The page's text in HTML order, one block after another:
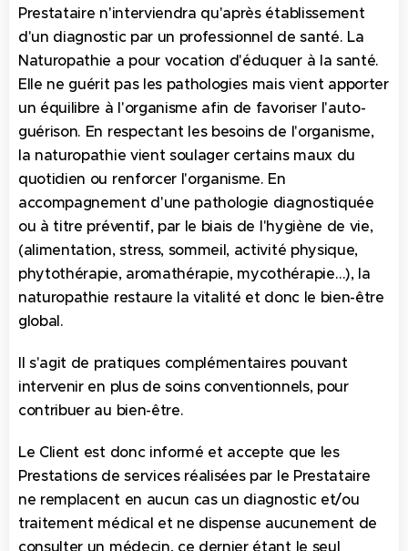
Prestataire n'interviendra qu'après établissement
d'un diagnostic par un professionnel de santé. La
Naturopathie a pour vocation d'éduquer à la santé.
Elle ne guérit pas les pathologies mais vient apporter
un équilibre à l'organisme afin de favoriser l'auto-
guérison. En respectant les besoins de l'organisme,
la naturopathie vient soulager certains maux du
quotidien ou renforcer l'organisme. En
accompagnement d'une pathologie diagnostiquée
ou à titre préventif, par le biais de l'hygiène de vie,
(alimentation, stress, sommeil, activité physique,
phytothérapie, aromathérapie, mycothérapie…), la
naturopathie restaure la vitalité et donc le bien-être
global.
Il s'agit de pratiques complémentaires pouvant
intervenir en plus de soins conventionnels, pour
contribuer au bien-être.
Le Client est donc informé et accepte que les
Prestations de services réalisées par le Prestataire
ne remplacent en aucun cas un diagnostic et/ou
traitement médical et ne dispense aucunement de
consulter un médecin, ce dernier étant le seul